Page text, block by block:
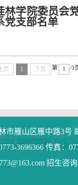
林学院委员会
党支部名单
上页 1 下页 第 /1
市雁山区雁中路3号
3696366 传真：
招生咨